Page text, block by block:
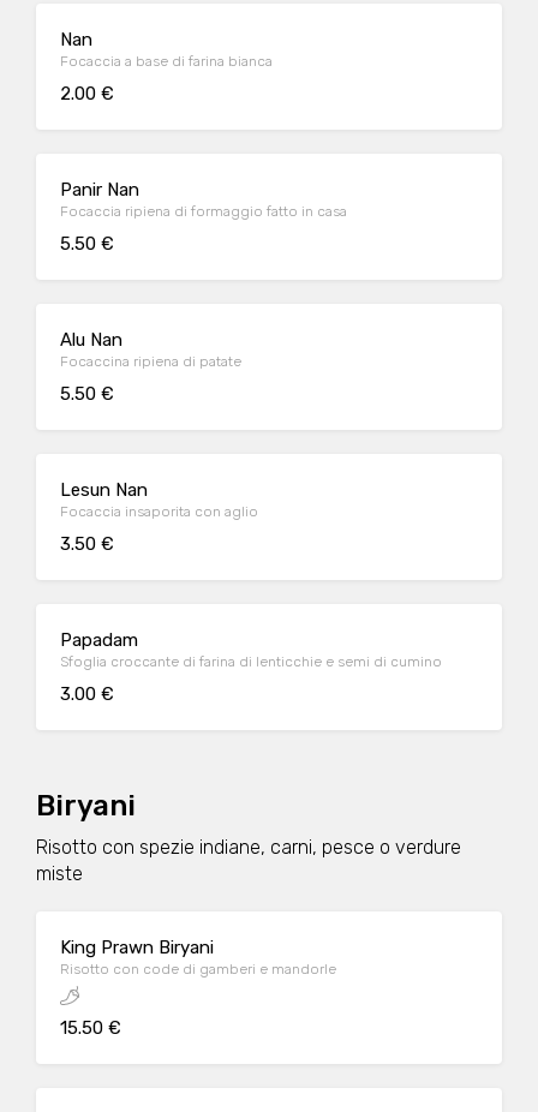
Nan
Focaccia a base di farina bianca
2.00 €
Panir Nan
Focaccia ripiena di formaggio fatto in casa
5.50 €
Alu Nan
Focaccina ripiena di patate
5.50 €
Lesun Nan
Focaccia insaporita con aglio
3.50 €
Papadam
Sfoglia croccante di farina di lenticchie e semi di cumino
3.00 €
Biryani
Risotto con spezie indiane, carni, pesce o verdure
miste
King Prawn Biryani
Risotto con code di gamberi e mandorle
15.50 €